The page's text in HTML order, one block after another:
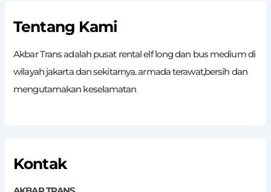
Tentang Kami
Akbar Trans adalah pusat rental elf long dan bus medium di
wilayah jakarta dan sekitarnya. armada terawat,bersih dan
mengutamakan keselamatan
Kontak